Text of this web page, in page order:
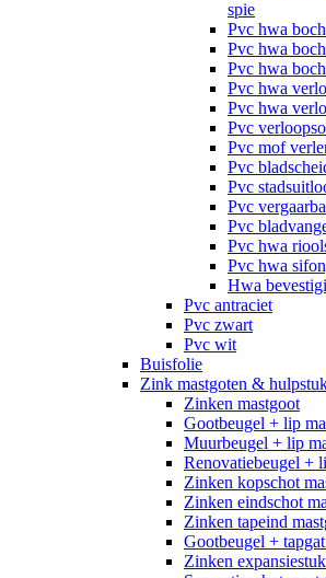
spie
Pvc hwa
Pvc hwa
Pvc hwa
Pvc hwa
Pvc hwa
Pvc
Pvc mof
Pvc
Pvc
Pvc
Pvc
Pvc hwa
Pvc hwa
Hwa
Pvc antraciet
Pvc zwart
Pvc wit
Buisfolie
Zink mastgoten &
Zinken mastgoot
Gootbeugel + lip
Muurbeugel + lip
Renovatiebeugel +
Zinken kopschot
Zinken eindschot
Zinken tapeind
Gootbeugel +
Zinken